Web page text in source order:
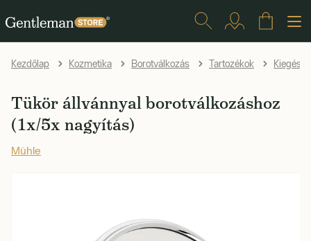
Kezdőlap Kozmetika Borotválkozás Tartozékok
Tükör állvánnyal borotválkozáshoz
(1x/5x nagyítás)
Mühle